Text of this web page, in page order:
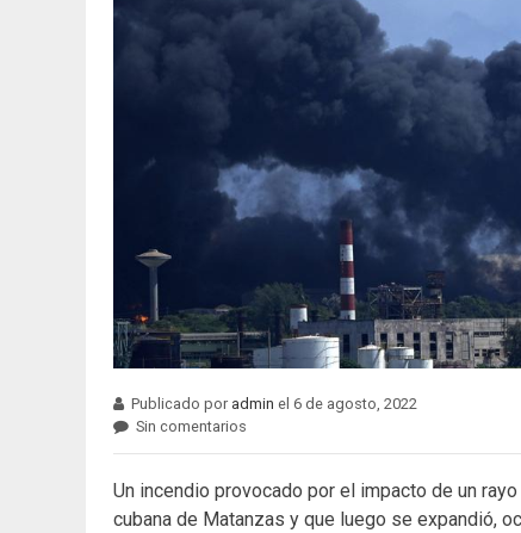
Publicado por admin el 6 de agosto, 2022
Sin comentarios
Un incendio provocado por el impacto de un
cubana de Matanzas y que luego se expandió,